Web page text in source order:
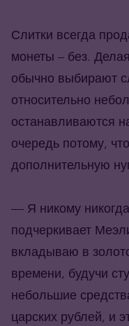
Слитки всегда
монеты – без.
обычно выбирают
относительно
останавливаются
очередь потому,
дополнительную
— Я никому
подчеркивает
вкладываю в
времени, будучи
небольшие
царских рублей, и